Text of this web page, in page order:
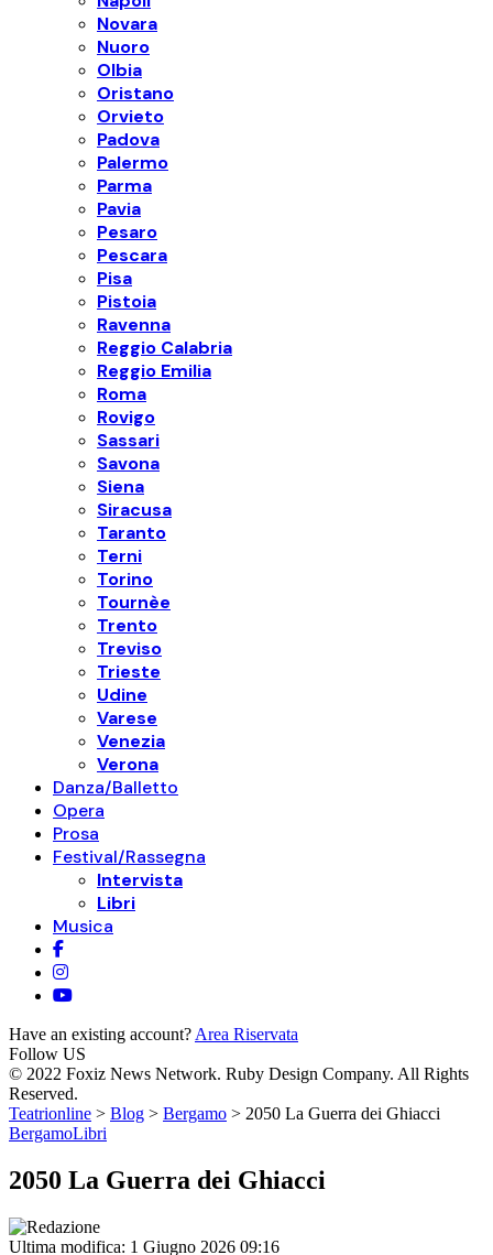
Novara
Nuoro
Olbia
Oristano
Orvieto
Padova
Palermo
Parma
Pavia
Pesaro
Pescara
Pisa
Pistoia
Ravenna
Reggio Calabria
Reggio Emilia
Roma
Rovigo
Sassari
Savona
Siena
Siracusa
Taranto
Terni
Torino
Tournèe
Trento
Treviso
Trieste
Udine
Varese
Venezia
Verona
Danza/Balletto
Opera
Prosa
Festival/Rassegna
Intervista
Libri
Musica
Have an existing account? Area Riservata
Follow US
© 2022 Foxiz News Network. Ruby Design Company. All Rights
Reserved.
Teatrionline > Blog > Bergamo > 2050 La Guerra dei Ghiacci
BergamoLibri
2050 La Guerra dei Ghiacci
Ultima modifica: 1 Giugno 2026 09:16